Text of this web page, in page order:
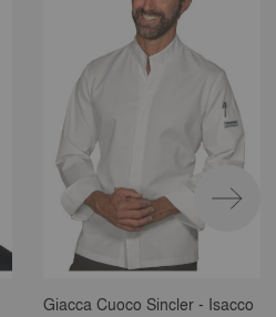
Giacca Cuoco Sincler - Isacco